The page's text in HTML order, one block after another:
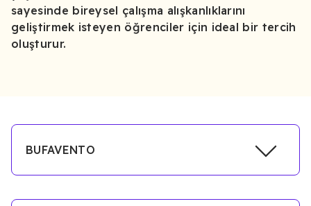
sayesinde bireysel çalışma alışkanlıklarını
geliştirmek isteyen öğrenciler için ideal bir tercih
oluşturur.
BUFAVENTO